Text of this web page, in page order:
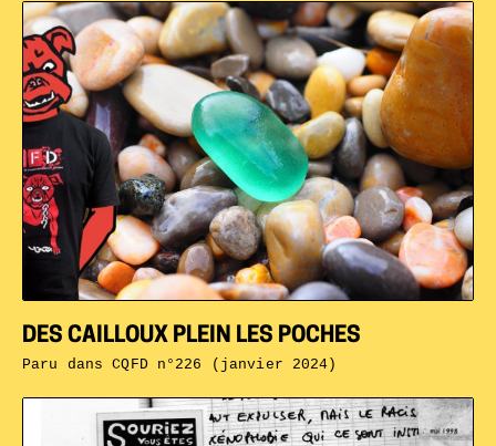
DES CAILLOUX PLEIN LES POCHES
Paru dansCQFD n°226 (janvier 2024)